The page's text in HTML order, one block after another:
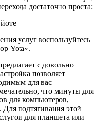
достаточно проста:
услуг воспользуйтесь
Yota».
с довольно
позволяет
для вас
что минуты для
для компьютеров,
Для подтягивания этой
для планшета или